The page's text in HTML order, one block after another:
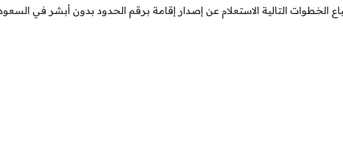
الخطوات التالية الاستعلام عن إصدار إقامة برقم الحدود بدون أبشر في